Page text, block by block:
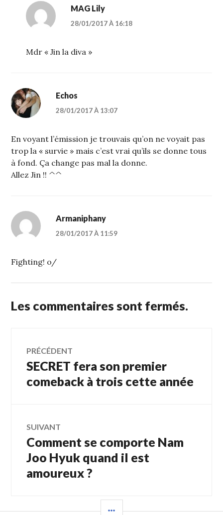
MAG Lily
28/01/2017 À 16:18
Mdr « Jin la diva »
Echos
28/01/2017 À 13:07
En voyant l’émission je trouvais qu’on ne voyait pas
trop la « survie » mais c’est vrai qu’ils se donne tous
à fond. Ça change pas mal la donne.
Allez Jin !! ^^
Armaniphany
28/01/2017 À 11:59
Fighting! o/
Les commentaires sont fermés.
Navigation
de
PRÉCÉDENT
Article
précédent :
SECRET fera son premier
comeback à trois cette année
SUIVANT
Article
Suivant:
Comment se comporte Nam
Joo Hyuk quand il est
amoureux ?